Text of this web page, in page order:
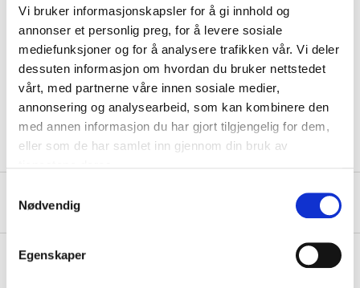
Vi bruker informasjonskapsler for å gi innhold og
annonser et personlig preg, for å levere sosiale
mediefunksjoner og for å analysere trafikken vår. Vi deler
dessuten informasjon om hvordan du bruker nettstedet
vårt, med partnerne våre innen sosiale medier,
annonsering og analysearbeid, som kan kombinere den
med annen informasjon du har gjort tilgjengelig for dem,
eller som de har samlet inn gjennom din bruk av
Nødvendig
Egenskaper
Technical specifications
Material Carbon Steel
Material Nylon and polypropylene +
TPR
About the manufacturer